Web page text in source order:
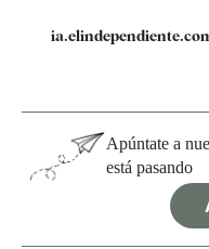
Apúntate a
está pasando